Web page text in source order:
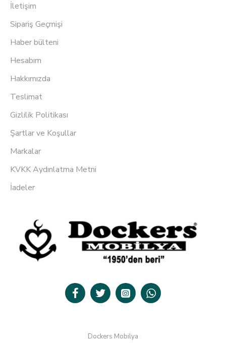
İletişim
Sipariş Geçmişi
Haber bülteni
Hesabım
Hakkımızda
Teslimat
Gizlilik Politikası
Şartlar ve Koşullar
Markalar
KVKK Aydınlatma Metni
İadeler
Dockers Mobilya